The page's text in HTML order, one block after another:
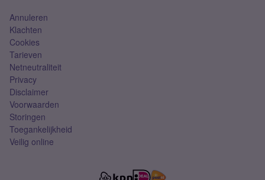
Annuleren
Klachten
Cookies
Tarieven
Netneutraliteit
Privacy
Disclaimer
Voorwaarden
Storingen
Toegankelijkheid
Veilig online